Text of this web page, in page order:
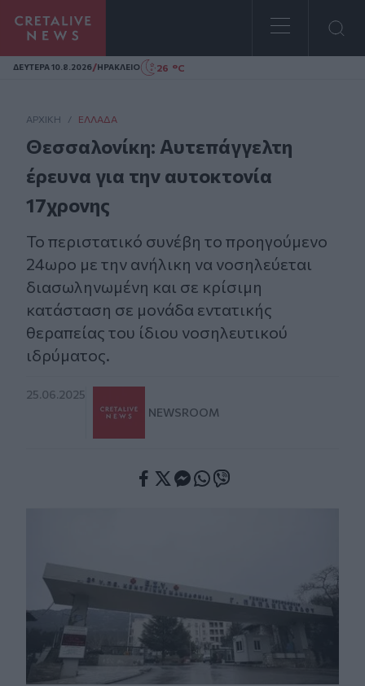
Homepage
ΔΕΥΤΕΡΑ 10.8.2026/ΗΡΑΚΛΕΙΟ 26 °C
ΑΡΧΙΚΗ / ΕΛΛΆΔΑ
Θεσσαλονίκη: Αυτεπάγγελτη
έρευνα για την αυτοκτονία
17χρονης
Το περιστατικό συνέβη το προηγούμενο
24ωρο με την ανήλικη να νοσηλεύεται
διασωληνωμένη και σε κρίσιμη
κατάσταση σε μονάδα εντατικής
θεραπείας του ίδιου νοσηλευτικού
ιδρύματος.
25.06.2025
NEWSROOM